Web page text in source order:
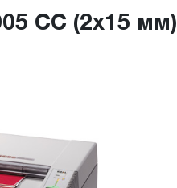
CC (2x15 мм)